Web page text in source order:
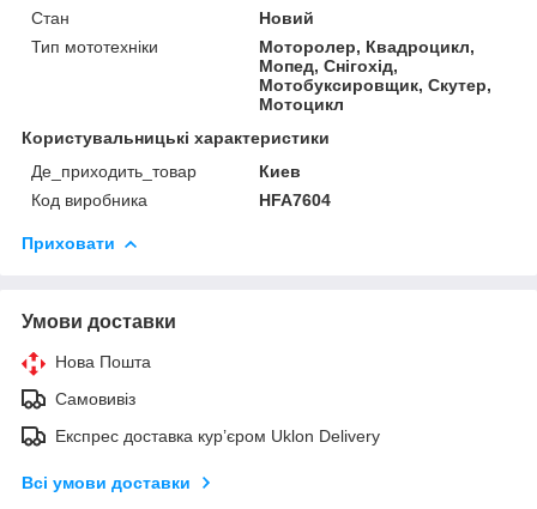
Стан
Новий
Тип мототехніки
Моторолер, Квадроцикл,
Мопед, Снігохід,
Мотобуксировщик, Скутер,
Мотоцикл
Користувальницькі характеристики
Де_приходить_товар
Киев
Код виробника
HFA7604
Приховати
Умови доставки
Нова Пошта
Самовивіз
Експрес доставка кур’єром Uklon Delivery
Всі умови доставки